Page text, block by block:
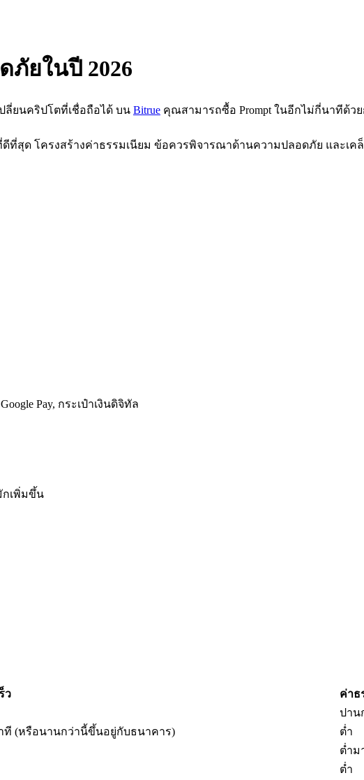
ภัยในปี 2026
ลี่ยนคริปโตที่เชื่อถือได้ บน Bitrue คุณสามารถซื้อ Prompt ในอีกไม่กี่นาทีด้ว
ที่สุด โครงสร้างค่าธรรมเนียม ข้อควรพิจารณาด้านความปลอดภัย และเ
Pay, กระเป๋าเงินดิจิทัล
กเพิ่มขึ้น
ว ค่าธ
ปาน
ที (หรือนานกว่านี้ขึ้นอยู่กับธนาคาร) ต่ำ
ต่ำม
ต่ำ